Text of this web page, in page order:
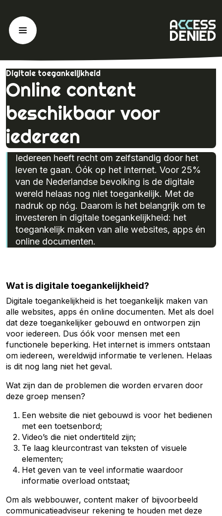
naar
inhoud
Digitale toegankelijkheid
Online content
beschikbaar voor
iedereen
Iedereen heeft recht om zelfstandig door het
leven te gaan. Óók op het internet. Voor 25%
van de Nederlandse bevolking is de digitale
wereld helaas nog niet toegankelijk. Met de
nadruk op nóg. Daarom is het belangrijk om te
investeren in digitale toegankelijkheid: het
toegankelijk maken van alle websites, apps én
online documenten.
Wat is digitale toegankelijkheid?
Digitale toegankelijkheid is het toegankelijk maken van
alle websites, apps én online documenten. Met als doel
dat deze toegankelijker gebouwd en ontworpen zijn
voor iedereen. Dus óók voor mensen met een
functionele beperking. Het internet is immers ontstaan
om iedereen, wereldwijd informatie te verlenen. Helaas
is dit nog lang niet het geval.
Wat zijn dan de problemen die worden ervaren door
deze groep mensen?
Een website die niet gebouwd is voor het bedienen
met een toetsenbord;
Video’s die niet ondertiteld zijn;
Te laag kleurcontrast van teksten of visuele
elementen;
Het geven van te veel informatie waardoor
informatie overload ontstaat;
Om als webbouwer, content maker of bijvoorbeeld
communicatieadviseur rekening te houden met deze